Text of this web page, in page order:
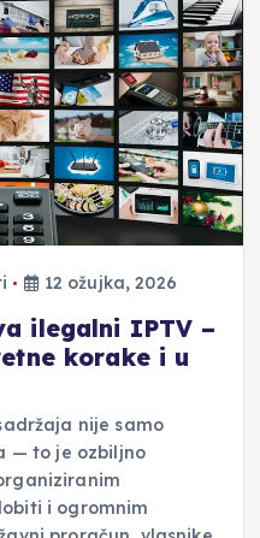
12 ožujka, 2026
ilegalni IPTV –
korake i u
nije samo
— to je ozbiljno
i ogromnim